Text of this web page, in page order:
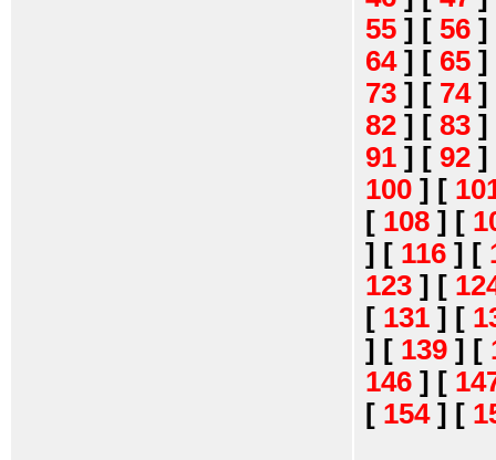
55 ] [ 56 ]
64] [ 65 ]
73 ] [ 74]
82 ] [ 83 ]
91 ] [ 92 ]
100 ] [
[ 108 ] [
] [ 116 ] [
123 ] [
[ 131 ] [
] [ 139 ] [
146 ] [
[ 154] [